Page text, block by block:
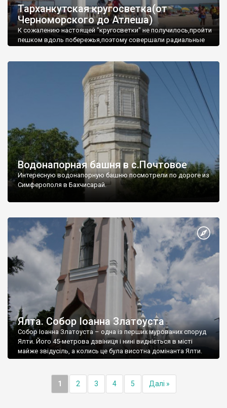
Тарханкутская кругосветка(от
Черноморского до Атлеша)
К сожалению настоящей "кругосветки" не получилось,пройти
пешком вдоль побережья,поэтому совершали радиальные
Водонапорная башня в с.Почтовое
Интересную водонапорную башню посмотрели по дороге из
Симферополя в Бахчисарай.
Ялта. Собор Іоанна Златоуста
Собор Іоанна Златоуста – одна із перших мурованих споруд
Ялти. Його 45-метрова дзвіниця і нині видніється в місті
майже звідусіль, а колись це була висотна домінанта Ялти.
1 2 3 4 5 Далі »